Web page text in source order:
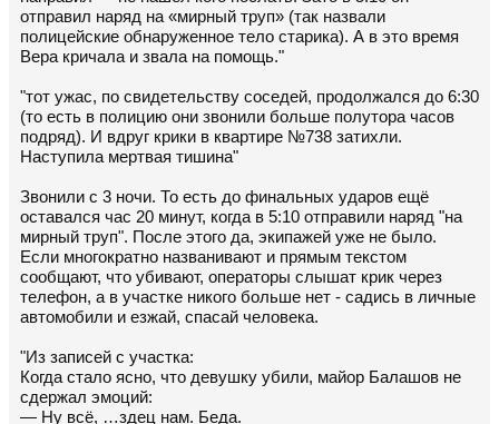
отправил наряд на «мирный труп» (так назвали
полицейские обнаруженное тело старика). А в это время
Вера кричала и звала на помощь."
"тот ужас, по свидетельству соседей, продолжался до 6:30
(то есть в полицию они звонили больше полутора часов
подряд). И вдруг крики в квартире №738 затихли.
Наступила мертвая тишина"
Звонили с 3 ночи. То есть до финальных ударов ещё
оставался час 20 минут, когда в 5:10 отправили наряд "на
мирный труп". После этого да, экипажей уже не было.
Если многократно названивают и прямым текстом
сообщают, что убивают, операторы слышат крик через
телефон, а в участке никого больше нет - садись в личные
автомобили и езжай, спасай человека.
"Из записей с участка:
Когда стало ясно, что девушку убили, майор Балашов не
сдержал эмоций:
— Ну всё, …здец нам. Беда.